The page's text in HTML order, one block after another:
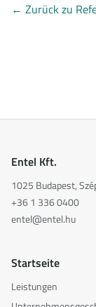
← Zurück zu
Entel Kft.
1025 Budapest,
+36 1 336 0400
entel@entel.hu
Startseite
Leistungen